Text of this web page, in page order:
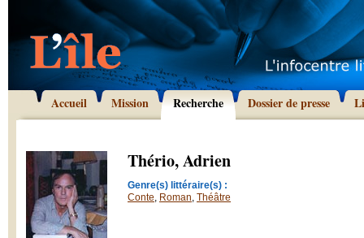
Accueil Mission Recherche Dossier de presse
Thério, Adrien
Genre(s) littéraire(s) :
Conte, Roman, Théâtre